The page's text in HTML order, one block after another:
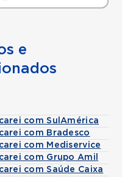
e
com SulAmérica
com Bradesco
com Mediservice
com Grupo Amil
com Saúde Caixa